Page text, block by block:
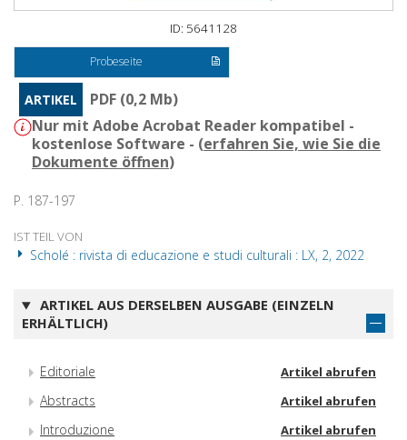
ID: 5641128
Probeseite
ARTIKEL
PDF (0,2 Mb)
Nur mit Adobe Acrobat Reader kompatibel -
kostenlose Software - (erfahren Sie, wie Sie die
Dokumente öffnen)
P. 187-197
IST TEIL VON
Scholé : rivista di educazione e studi culturali : LX, 2, 2022
ARTIKEL AUS DERSELBEN AUSGABE (EINZELN
ERHÄLTLICH)
Editoriale Artikel abrufen
Abstracts Artikel abrufen
Introduzione Artikel abrufen